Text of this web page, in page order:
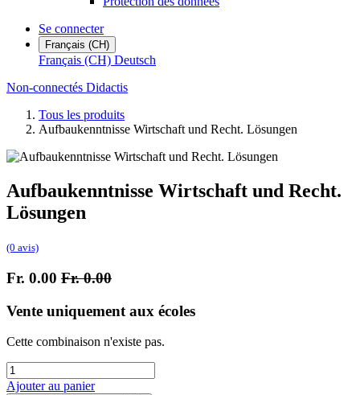
Se connecter
Français (CH)
Français (CH) Deutsch
Non-connectés Didactis
Tous les produits
Aufbaukenntnisse Wirtschaft und Recht. Lösungen
Aufbaukenntnisse Wirtschaft und Recht.
Lösungen
(0 avis)
Fr. 0.00 Fr.0.00
Vente uniquement aux écoles
Cette combinaison n'existe pas.
Ajouter au panier